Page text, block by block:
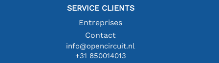
SERVICE CLIENTS
Entreprises
Contact
info@opencircuit.nl
+31 850014013